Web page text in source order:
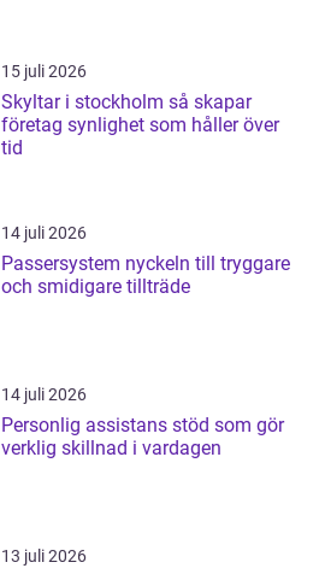
15 juli 2026
Skyltar i stockholm så skapar
företag synlighet som håller över
tid
14 juli 2026
Passersystem nyckeln till tryggare
och smidigare tillträde
14 juli 2026
Personlig assistans stöd som gör
verklig skillnad i vardagen
13 juli 2026